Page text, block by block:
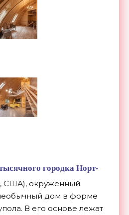
городка Норт-
США), окруженный
дом в форме
В его основе лежат